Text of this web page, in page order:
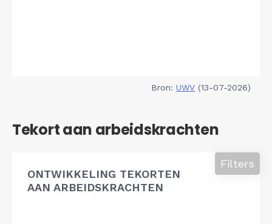
Bron: UWV (13-07-2026)
Tekort aan arbeidskrachten
ONTWIKKELING TEKORTEN
AAN ARBEIDSKRACHTEN
Filters